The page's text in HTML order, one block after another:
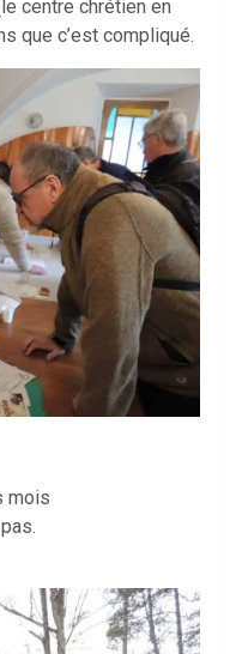
centre chrétien en
que c’est compliqué.
mois